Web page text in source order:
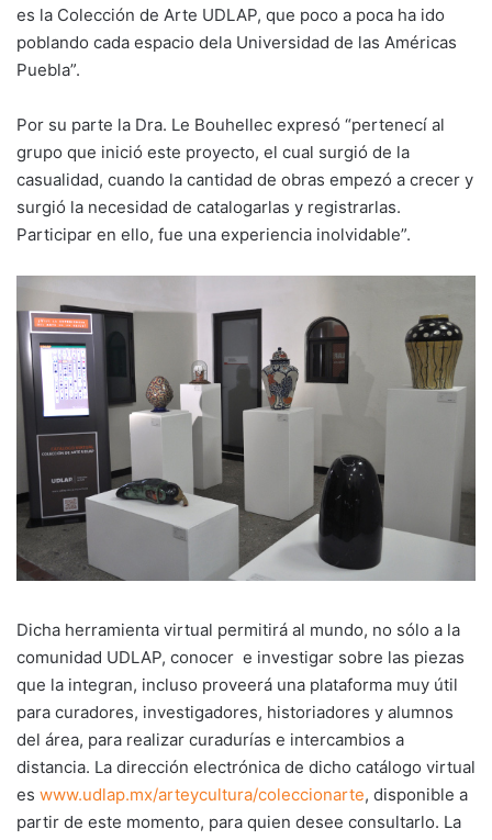
es la Colección de Arte UDLAP, que poco a poca ha ido
poblando cada espacio dela Universidad de las Américas
Puebla”.
Por su parte la Dra. Le Bouhellec expresó “pertenecí al
grupo que inició este proyecto, el cual surgió de la
casualidad, cuando la cantidad de obras empezó a crecer y
surgió la necesidad de catalogarlas y registrarlas.
Participar en ello, fue una experiencia inolvidable”.
Dicha herramienta virtual permitirá al mundo, no sólo a la
comunidad UDLAP, conocer e investigar sobre las piezas
que la integran, incluso proveerá una plataforma muy útil
para curadores, investigadores, historiadores y alumnos
del área, para realizar curadurías e intercambios a
distancia. La dirección electrónica de dicho catálogo virtual
es www.udlap.mx/arteycultura/coleccionarte, disponible a
partir de este momento, para quien desee consultarlo. La